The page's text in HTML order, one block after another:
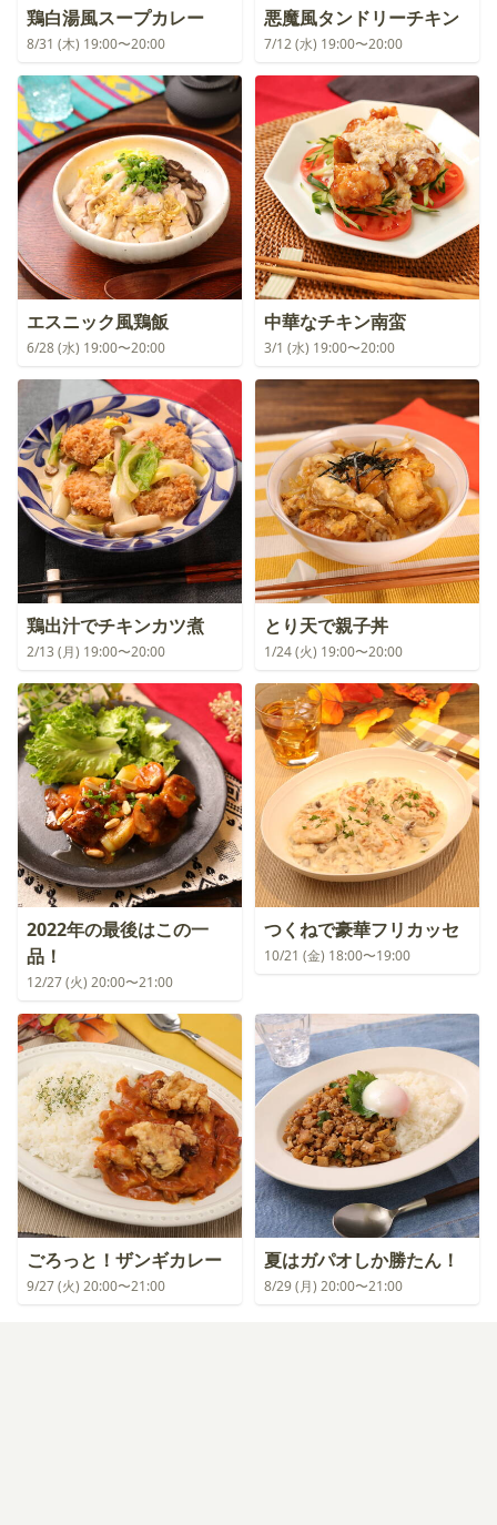
鶏白湯風スープカレー
8/31 (木) 19:00〜20:00
悪魔風タンドリーチキン
7/12 (水) 19:00〜20:00
エスニック風鶏飯
6/28 (水) 19:00〜20:00
中華なチキン南蛮
3/1 (水) 19:00〜20:00
鶏出汁でチキンカツ煮
2/13 (月) 19:00〜20:00
とり天で親子丼
1/24 (火) 19:00〜20:00
2022年の最後はこの一
品！
12/27 (火) 20:00〜21:00
つくねで豪華フリカッセ
10/21 (金) 18:00〜19:00
ごろっと！ザンギカレー
9/27 (火) 20:00〜21:00
夏はガパオしか勝たん！
8/29 (月) 20:00〜21:00